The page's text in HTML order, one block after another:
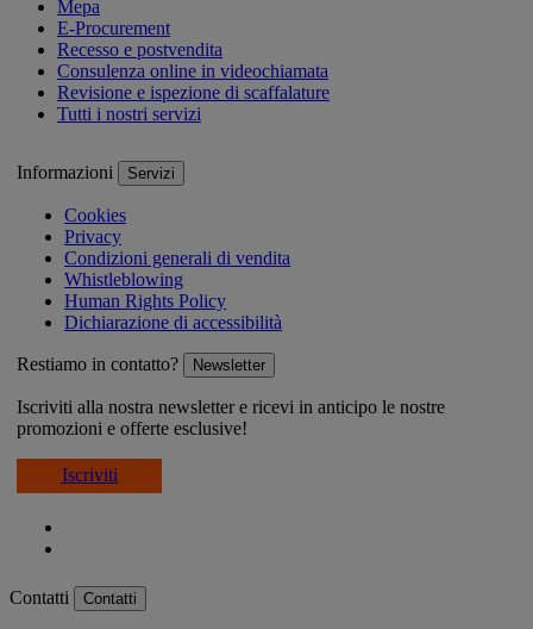
Mepa
E-Procurement
Recesso e postvendita
Consulenza online in videochiamata
Revisione e ispezione di scaffalature
Tutti i nostri servizi
Informazioni Servizi
Cookies
Privacy
Condizioni generali di vendita
Whistleblowing
Human Rights Policy
Dichiarazione di accessibilità
Restiamo in contatto? Newsletter
Iscriviti alla nostra newsletter e ricevi in anticipo le nostre
promozioni e offerte esclusive!
Iscriviti
Contatti Contatti